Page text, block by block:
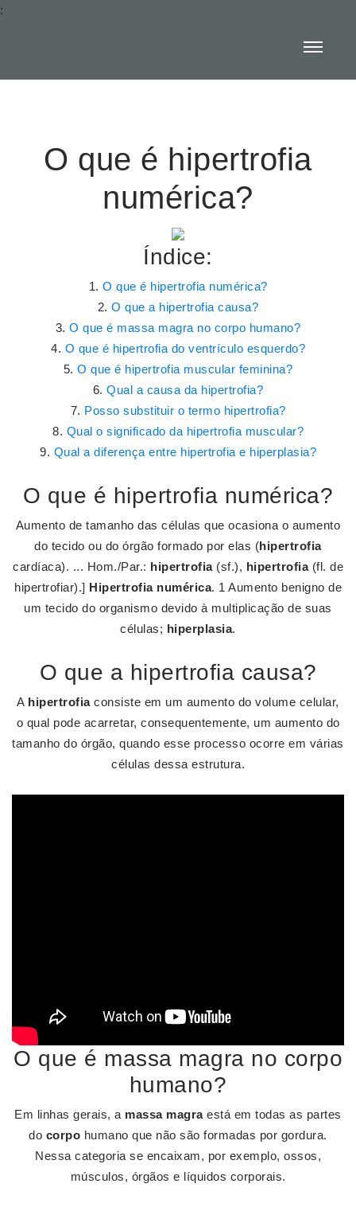
:
O que é hipertrofia
numérica?
Índice:
O que é hipertrofia numérica?
O que a hipertrofia causa?
O que é massa magra no corpo humano?
O que é hipertrofia do ventrículo esquerdo?
O que é hipertrofia muscular feminina?
Qual a causa da hipertrofia?
Posso substituir o termo hipertrofia?
Qual o significado da hipertrofia muscular?
Qual a diferença entre hipertrofia e hiperplasia?
O que é hipertrofia numérica?
Aumento de tamanho das células que ocasiona o aumento
do tecido ou do órgão formado por elas (hipertrofia
cardíaca). ... Hom./Par.: hipertrofia(sf.), hipertrofia(fl. de
hipertrofiar).] Hipertrofia numérica. 1 Aumento benigno de
um tecido do organismo devido à multiplicação de suas
células; hiperplasia.
O que a hipertrofia causa?
A hipertrofiaconsiste em um aumento do volume celular,
o qual pode acarretar, consequentemente, um aumento do
tamanho do órgão, quando esse processo ocorre em várias
células dessa estrutura.
O que é massa magra no corpo
humano?
Em linhas gerais, a massa magraestá em todas as partes
do corpo humano que não são formadas por gordura.
Nessa categoria se encaixam, por exemplo, ossos,
músculos, órgãos e líquidos corporais.